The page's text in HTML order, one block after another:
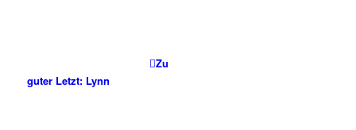
Zu
guter Letzt: Lynn